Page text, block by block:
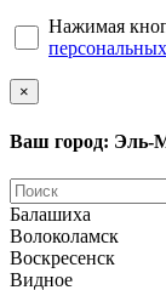
Нажимая
×
Ваш город: Эль-
Балашиха
Волоколамск
Воскресенск
Видное